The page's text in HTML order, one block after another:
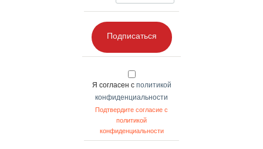
Подписаться
Я согласен с политикой
конфиденциальности
Подтвердите согласие с
политикой
конфиденциальности